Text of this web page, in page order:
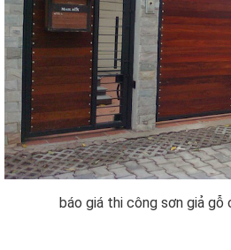
báo giá thi công sơn giả